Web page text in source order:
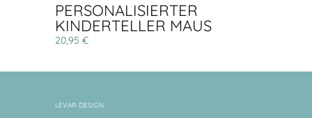
PERSONALISIERTER
KINDERTELLER MAUS
20,95 €
LEVAR DESIGN